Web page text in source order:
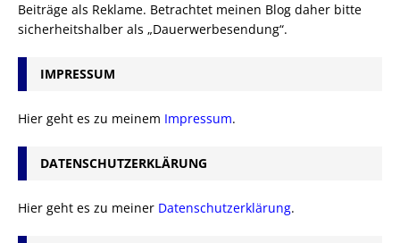
Beiträge als Reklame. Betrachtet meinen Blog daher bitte
sicherheitshalber als „Dauerwerbesendung“.
IMPRESSUM
Hier geht es zu meinem Impressum.
DATENSCHUTZERKLÄRUNG
Hier geht es zu meiner Datenschutzerklärung.